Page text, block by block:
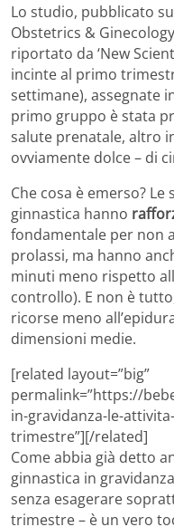
Lo studio, pubblicato
Obstetrics &
riportato da ‘New
incinte al primo
settimane), assegnate
primo gruppo è stata
salute prenatale, altro
ovviamente dolce – di
Che cosa è emerso?
ginnastica hanno
fondamentale per non
prolassi, ma hanno
minuti meno rispetto
controllo). E non è
ricorse meno
dimensioni medie.
[related layout=”big”
permalink=”https://
in-gravidanza-le-
trimestre”][/related]
Come abbia già detto
ginnastica in
senza esagerare
trimestre – è un vero